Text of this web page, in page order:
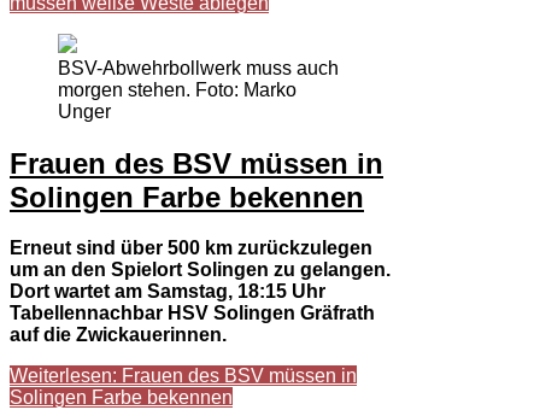
BSV-Abwehrbollwerk muss auch
morgen stehen. Foto: Marko
Unger
Frauen des BSV müssen in
Solingen Farbe bekennen
Erneut sind über 500 km zurückzulegen
um an den Spielort Solingen zu gelangen.
Dort wartet am Samstag, 18:15 Uhr
Tabellennachbar HSV Solingen Gräfrath
auf die Zwickauerinnen.
Weiterlesen: Frauen des BSV müssen in
Solingen Farbe bekennen